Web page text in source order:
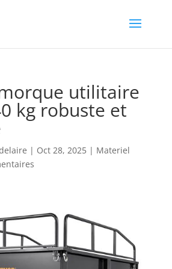
utilitaire
kg robuste et
| Oct 28, 2025| Materiel